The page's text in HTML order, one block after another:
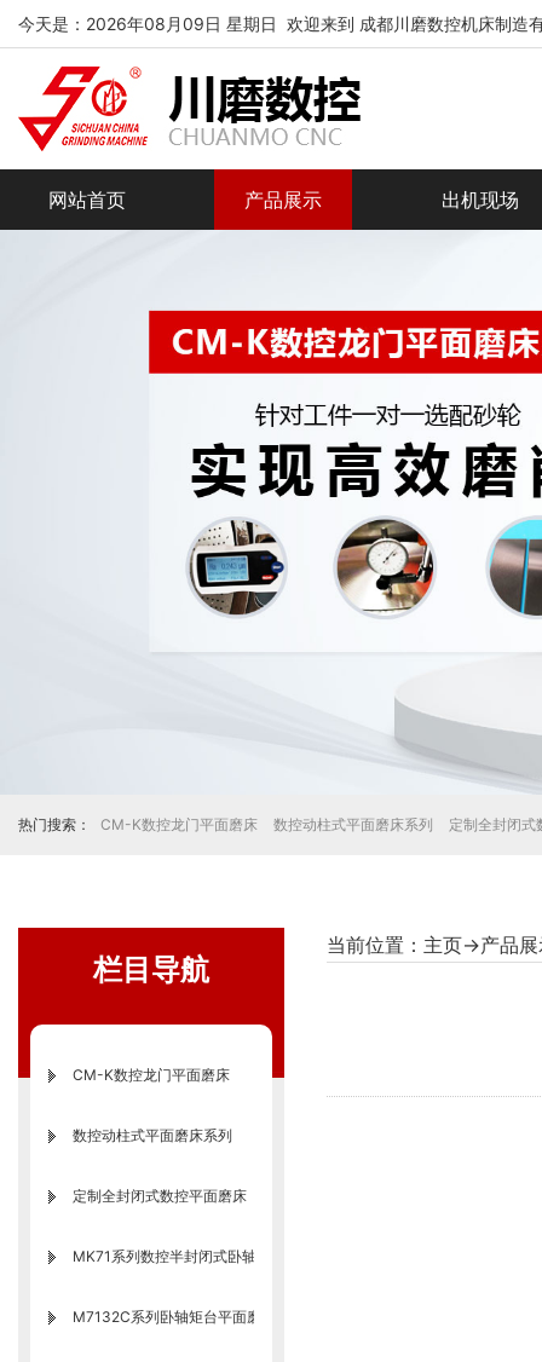
今天是：2026年08月09日 星期日 欢迎来到 成都川磨数控机床制造
网站首页 产品展示 出机现场
热门搜索： CM-K数控龙门平面磨床 数控动柱式平面磨床系列 定制全封闭式
栏目导航
CM-K数控龙门平面磨床
数控动柱式平面磨床系列
定制全封闭式数控平面磨床
MK71系列数控半封闭式卧轴矩台平面磨床
M7132C系列卧轴矩台平面磨床
当前位置： 主页→产品